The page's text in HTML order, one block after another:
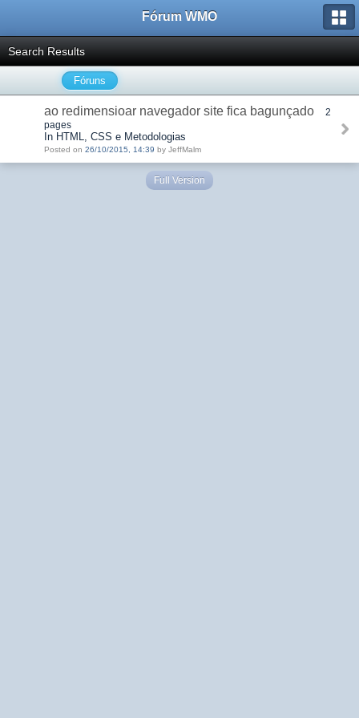
Fórum WMO
Search Results
Fóruns
ao redimensioar navegador site fica bagunçado
2
pages
In HTML, CSS e Metodologias
Posted on 26/10/2015, 14:39 by JeffMalm
Full Version